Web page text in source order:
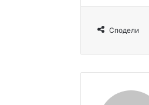
Сподели